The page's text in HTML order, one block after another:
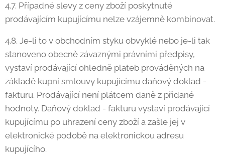
4.7. Případné slevy z ceny zboží poskytnuté
prodávajícím kupujícímu nelze vzájemně kombinovat.
4.8. Je-li to v obchodním styku obvyklé nebo je-li tak
stanoveno obecně závaznými právními předpisy,
vystaví prodávající ohledně plateb prováděných na
základě kupní smlouvy kupujícímu daňový doklad -
fakturu. Prodávající není plátcem daně z přidané
hodnoty. Daňový doklad - fakturu vystaví prodávající
kupujícímu po uhrazení ceny zboží a zašle jej v
elektronické podobě na elektronickou adresu
kupujícího.